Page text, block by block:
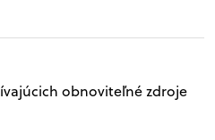
obnoviteľné zdroje